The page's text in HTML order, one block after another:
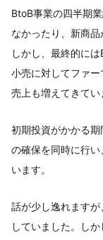
BtoB事業の四半期
なかったり、新商品
しかし、最終的に
小売に対してファ
売上も増えてきてい
初期投資がかかる
の確保を同時に行
います。
話が少し逸れます
していました。し